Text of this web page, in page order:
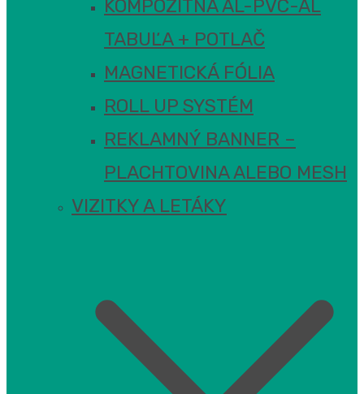
KOMPOZITNÁ AL-PVC-AL
TABUĽA + POTLAČ
MAGNETICKÁ FÓLIA
ROLL UP SYSTÉM
REKLAMNÝ BANNER –
PLACHTOVINA ALEBO MESH
VIZITKY A LETÁKY